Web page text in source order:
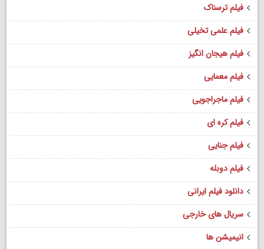
فیلم ترسناک
فیلم علمی تخیلی
فیلم هیجان انگیز
فیلم معمایی
فیلم ماجراجویی
فیلم کره ای
فیلم جنایی
فیلم دوبله
دانلود فیلم ایرانی
سریال های خارجی
انیمیشن ها